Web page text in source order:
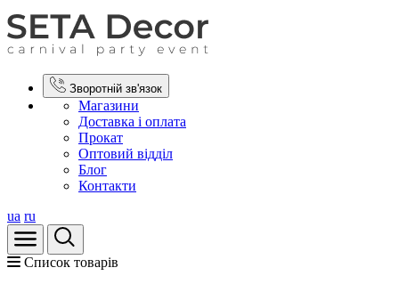
Зворотній зв'язок
Магазини
Доставка і оплата
Прокат
Оптовий відділ
Блог
Контакти
ua ru
Список товарів